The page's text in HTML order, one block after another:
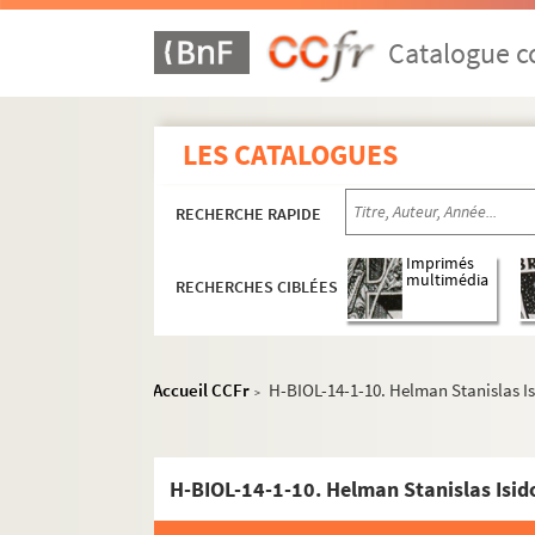
Catalogue
LES CATALOGUES
RECHERCHE RAPIDE
RECHERCHES CIBLÉES
Imprimés
multimédia
Accueil CCFr > H-BIOL-14-1-10. Helman Stanislas
H-BIOL-14-1-10. Helman Stanislas
H-BIOL. Biographies de personnages lillois
H-BIOL-1. Acheray à Benvignat
H-BIOL-2. Bere à Bouchée
H-BIOL-3. Boucq à Cardon
H-BIOL-4. Carlez à Colpaert
H-BIOL-8. De Lille à De Resbecque
H-BIOL-9. Deron à Desboeufs